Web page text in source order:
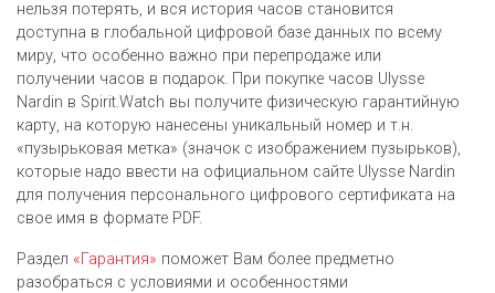
нельзя потерять, и вся история часов становится
доступна в глобальной цифровой базе данных по всему
миру, что особенно важно при перепродаже или
получении часов в подарок. При покупке часов Ulysse
Nardin в Spirit.Watch вы получите физическую гарантийную
карту, на которую нанесены уникальный номер и т.н.
«пузырьковая метка» (значок с изображением пузырьков),
которые надо ввести на официальном сайте Ulysse Nardin
для получения персонального цифрового сертификата на
свое имя в формате PDF.
Раздел «Гарантия» поможет Вам более предметно
разобраться с условиями и особенностями